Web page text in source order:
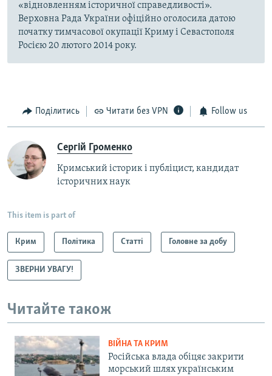
«відновленням історичної справедливості».
Верховна Рада України офіційно оголосила датою
початку тимчасової окупації Криму і Севастополя
Росією 20 лютого 2014 року.
Поділитись Читати без VPN Follow us
Сергій Громенко
Кримський історик і публіцист, кандидат
історичних наук
This item is part of
Крим Політика Статті Головне за добу
ЗВЕРНИ УВАГУ!
Читайте також
ВІЙНА ТА КРИМ
Російська влада обіцяє закрити
морський шлях українським